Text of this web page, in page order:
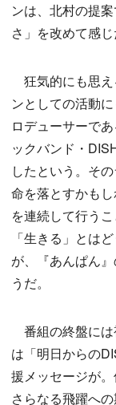
ンは、北村の提
さ」を改めて感じ
狂気的にも思え
ンとしての活動
ロデューサーで
ックバンド・
したという。そ
命を落とすかも
を連続して行う
「生きる」とは
が、『あんぱん
うだ。
番組の終盤には
は「明日からの
援メッセージが
さらなる飛躍へ